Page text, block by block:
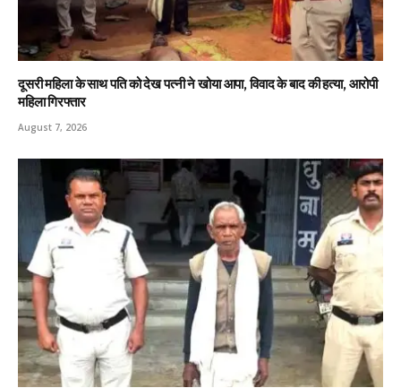
दूसरी महिला के साथ पति को देख पत्नी ने खोया आपा, विवाद के बाद की हत्या, आरोपी
महिला गिरफ्तार
August 7, 2026